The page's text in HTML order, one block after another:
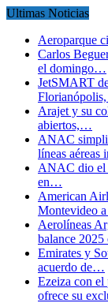
Ultimas Noticias
Aeroparque
Carlos
el domingo…
JetSMART
Arajet y su
abiertos,…
ANAC
líneas
ANAC dio el
en…
American
Montevideo
Aerolíneas
balance
Emirates y
acuerdo de…
Ezeiza con
ofrece su